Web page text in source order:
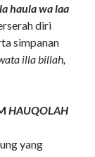
la haula wa laa
diri
simpanan
illa billah,
HAUQOLAH
yang